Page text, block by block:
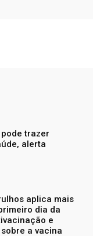
trazer
alerta
aplica mais
dia da
e
a vacina